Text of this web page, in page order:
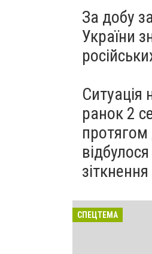
За добу
України
Ситуація
ранок 2
протягом
зіткнення
СПЕЦТЕМА